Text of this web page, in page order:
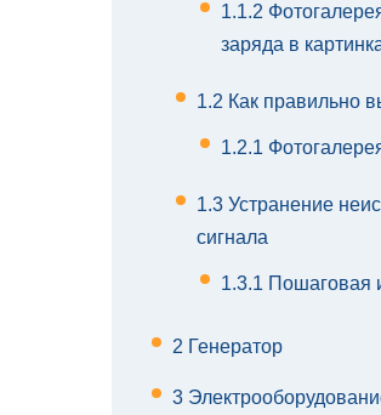
1.1.2
заряда в
1.2 Как правильно
1.2.1
1.3 Устранение
сигнала
1.3.1 Пошаговая
2 Генератор
3